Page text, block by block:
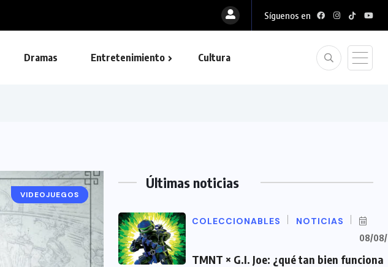
Síguenos en
Dramas Entretenimiento Cultura
NOTICIAS
VIDEOJUEGOS
Últimas noticias
COLECCIONABLES NOTICIAS
08/
TMNT × G.I. Joe: ¿qué tan bien funciona